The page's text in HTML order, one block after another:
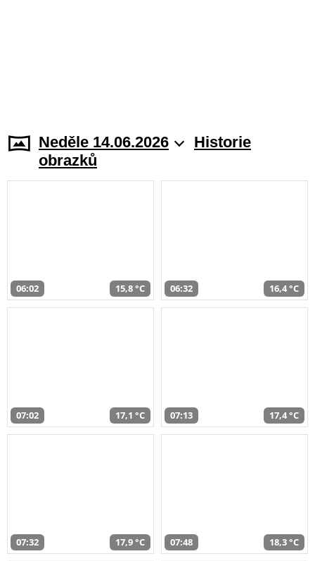
Neděle 14.06.2026
Historie
obrazků
06:02 15,8 °C 06:32 16,4 °C
07:02 17,1 °C 07:13 17,4 °C
07:32 17,9 °C 07:48 18,3 °C